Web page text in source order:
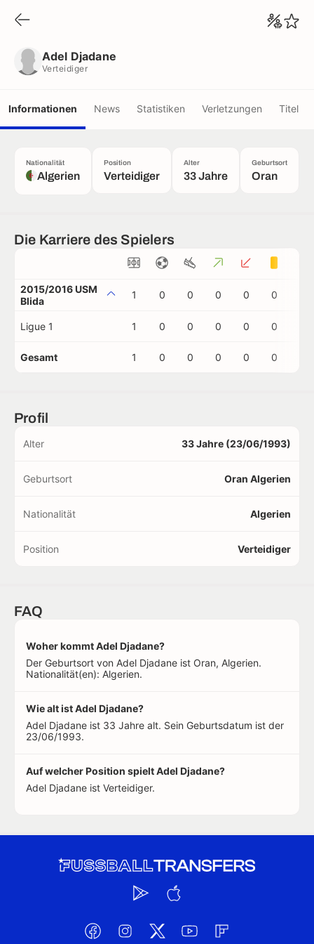
Adel Djadane
Verteidiger
Informationen News Statistiken Verletzungen Titel
Nationalität
Algerien
Position
Verteidiger
Alter
33 Jahre
Geburtsort
Oran
Die Karriere des Spielers
2015/2016 USM
Blida
1 0 0 0 0 0
Ligue 1 1 0 0 0 0 0
Gesamt 1 0 0 0 0 0
Profil
Alter 33 Jahre (23/06/1993)
Geburtsort Oran Algerien
Nationalität Algerien
Position Verteidiger
FAQ
Woher kommt Adel Djadane?
Der Geburtsort von Adel Djadane ist Oran, Algerien.
Nationalität(en): Algerien.
Wie alt ist Adel Djadane?
Adel Djadane ist 33 Jahre alt. Sein Geburtsdatum ist der
23/06/1993.
Auf welcher Position spielt Adel Djadane?
Adel Djadane ist Verteidiger.